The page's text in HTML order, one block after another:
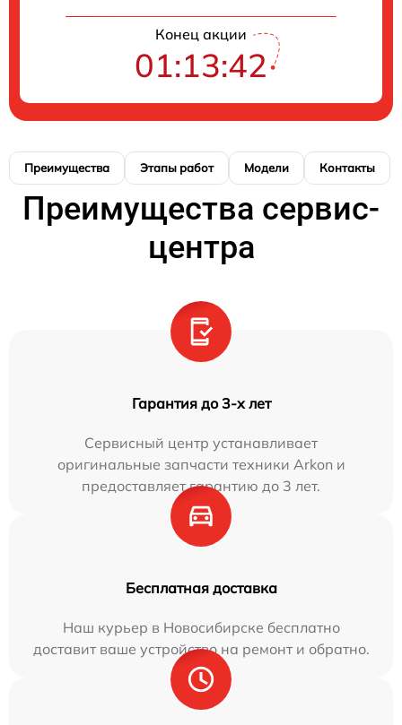
Конец акции
01:13:41
Преимущества Этапы работ Модели Контакты
Преимущества сервис-
центра
Гарантия до 3-х лет
Сервисный центр устанавливает
оригинальные запчасти техники Arkon и
предоставляет гарантию до 3 лет.
Бесплатная доставка
Наш курьер в Новосибирске бесплатно
доставит ваше устройство на ремонт и обратно.